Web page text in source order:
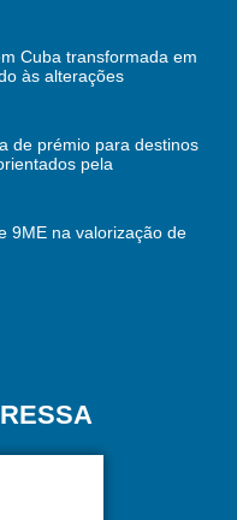
Cuba transformada em
às alterações
de prémio para destinos
pela
9ME na valorização de